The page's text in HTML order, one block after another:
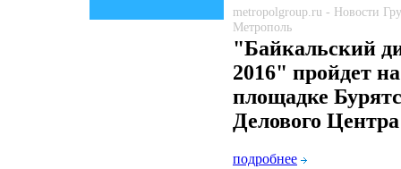
metropolgroup.ru - Новости
Метрополь
"Байкальский
2016" пройдет на
площадке
Делового Центра
подробнее